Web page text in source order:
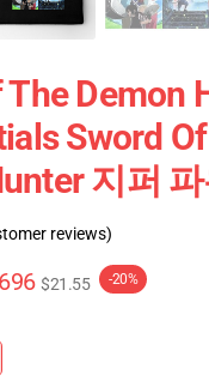
The Demon
Sword
지퍼 파
reviews)
$21.55 -20%